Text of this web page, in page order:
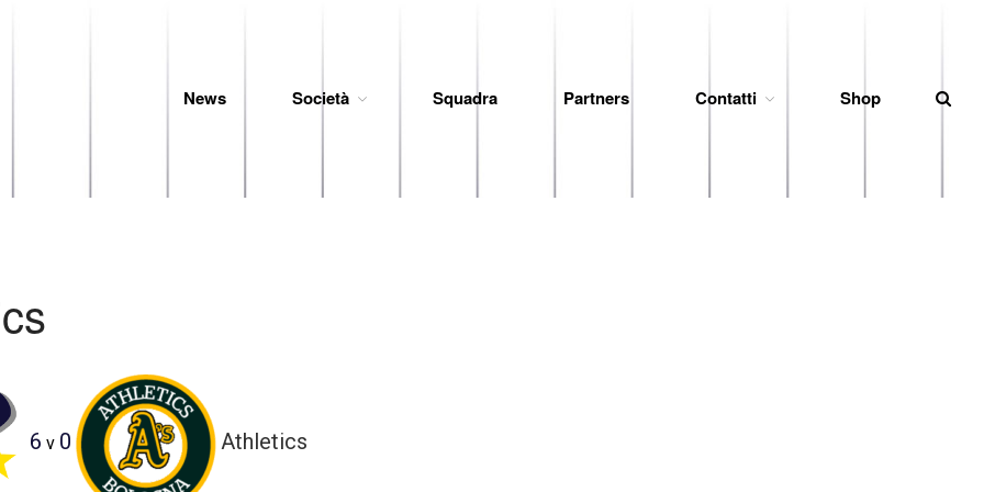
News
Diventa Socio
News Società Squadra Partners Contatti Shop
6 v 0 Athletics